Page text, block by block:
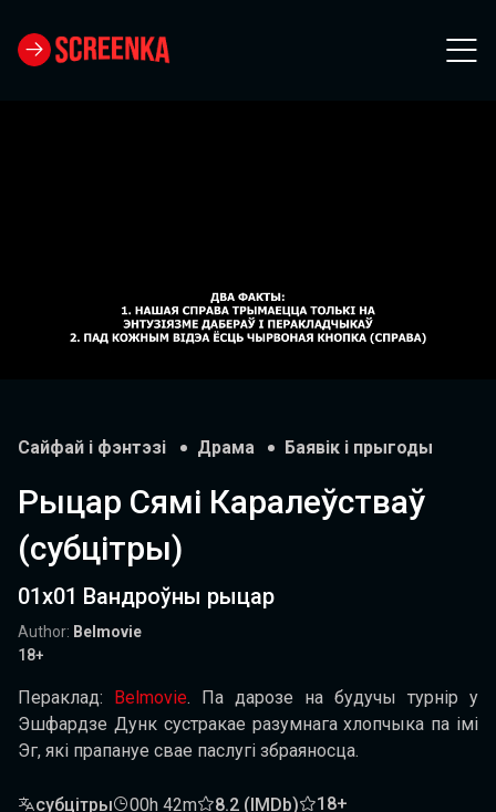
Сайфай і фэнтэзі Драма Баявік і прыгоды
Рыцар Сямі Каралеўстваў
(субцітры)
01х01 Вандроўны рыцар
Author: Belmovie
18+
Пераклад: Belmovie. Па дарозе на будучы турнір у
Эшфардзе Дунк сустракае разумнага хлопчыка па імі
Эг, які прапануе свае паслугі збраяносца.
субцітры 00h 42m 8.2 (IMDb) 18+